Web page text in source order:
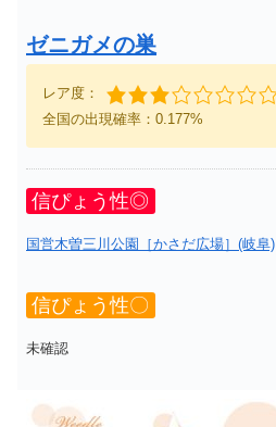
ゼニガメの巣
レア度：
全国の出現確率：0.177%
信ぴょう性◎
国営木曽三川公園［かさだ広場］(岐阜)
信ぴょう性〇
未確認